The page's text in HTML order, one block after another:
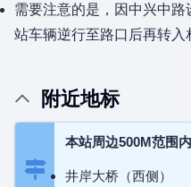
需要注意的是，因中兴中
站车辆逆行至路口后再转入
附近地标
本站周边500M范围
井岸大桥（西侧）